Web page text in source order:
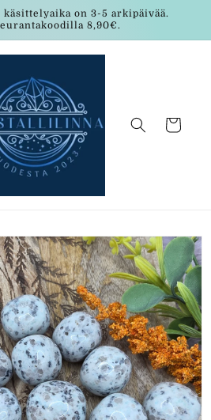
on 3-5 arkipäivää.
8,90€.
Ostoskori